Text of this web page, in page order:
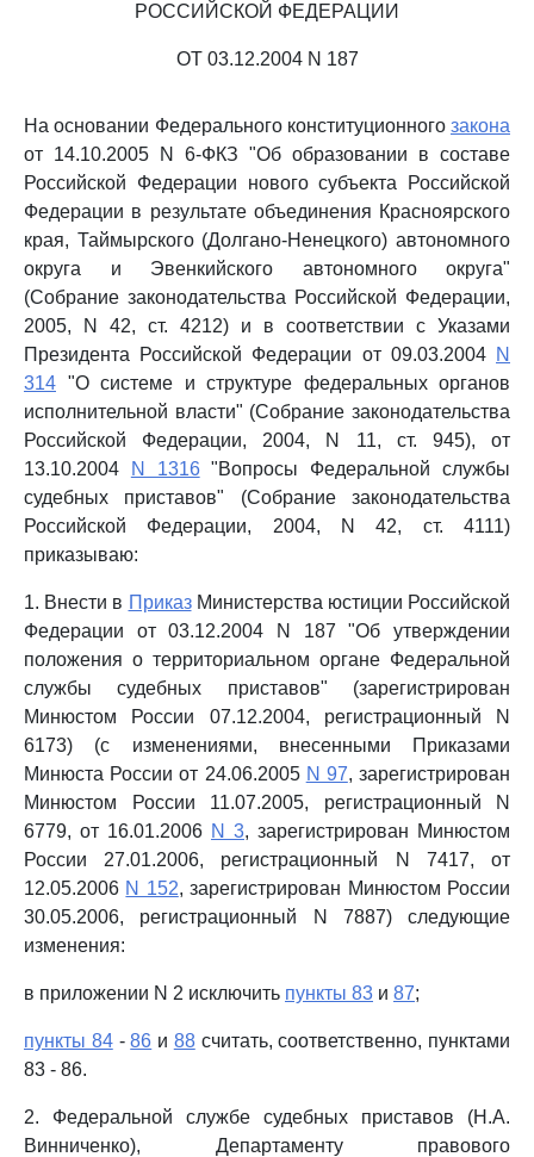
РОССИЙСКОЙ ФЕДЕРАЦИИ
ОТ 03.12.2004 N 187
На основании Федерального конституционного закона
от 14.10.2005 N 6-ФКЗ "Об образовании в составе
Российской Федерации нового субъекта Российской
Федерации в результате объединения Красноярского
края, Таймырского (Долгано-Ненецкого) автономного
округа и Эвенкийского автономного округа"
(Собрание законодательства Российской Федерации,
2005, N 42, ст. 4212) и в соответствии с Указами
Президента Российской Федерации от 09.03.2004 N
314 "О системе и структуре федеральных органов
исполнительной власти" (Собрание законодательства
Российской Федерации, 2004, N 11, ст. 945), от
13.10.2004
N 1316"Вопросы Федеральной службы
судебных приставов" (Собрание законодательства
Российской Федерации, 2004, N 42, ст. 4111)
приказываю:
1. Внести в ПриказМинистерства юстиции Российской
Федерации от 03.12.2004 N 187 "Об утверждении
положения о территориальном органе Федеральной
службы судебных приставов" (зарегистрирован
Минюстом России 07.12.2004, регистрационный N
6173) (с изменениями, внесенными Приказами
Минюста России от 24.06.2005 N 97, зарегистрирован
Минюстом России 11.07.2005, регистрационный N
6779, от 16.01.2006 N 3, зарегистрирован Минюстом
России 27.01.2006, регистрационный N 7417, от
12.05.2006 N 152, зарегистрирован Минюстом России
30.05.2006, регистрационный N 7887) следующие
изменения:
в приложении N 2 исключить пункты 83 и 87;
пункты 84-86 и 88считать, соответственно, пунктами
83 - 86.
2. Федеральной службе судебных приставов (Н.А.
Винниченко), Департаменту правового